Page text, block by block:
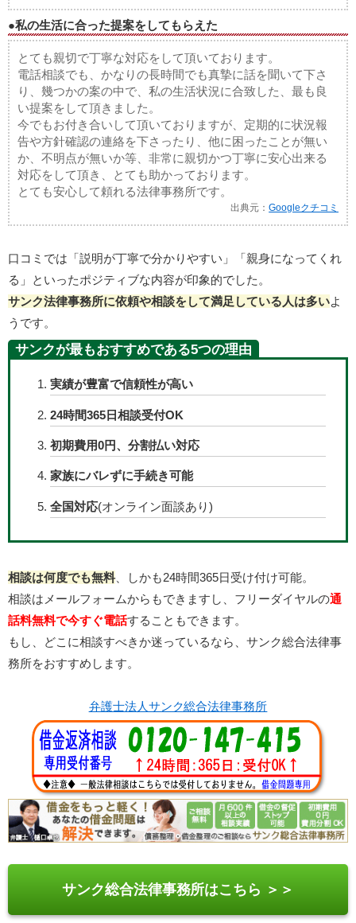
●私の生活に合った提案をしてもらえた
とても親切で丁寧な対応をして頂いております。
電話相談でも、かなりの長時間でも真摯に話を聞いて下さ
り、幾つかの案の中で、私の生活状況に合致した、最も良
い提案をして頂きました。
今でもお付き合いして頂いておりますが、定期的に状況報
告や方針確認の連絡を下さったり、他に困ったことが無い
か、不明点が無いか等、非常に親切かつ丁寧に安心出来る
対応をして頂き、とても助かっております。
とても安心して頼れる法律事務所です。
出典元：Googleクチコミ
口コミでは「説明が丁寧で分かりやすい」「親身になってくれ
る」といったポジティブな内容が印象的でした。
サンク法律事務所に依頼や相談をして満足している人は多いよ
うです。
サンクが最もおすすめである5つの理由
実績が豊富で信頼性が高い
24時間365日相談受付OK
初期費用0円、分割払い対応
家族にバレずに手続き可能
全国対応(オンライン面談あり)
相談は何度でも無料、しかも24時間365日受け付け可能。
相談はメールフォームからもできますし、フリーダイヤルの通
話料無料で今すぐ電話することもできます。
もし、どこに相談すべきか迷っているなら、サンク総合法律事
務所をおすすめします。
弁護士法人サンク総合法律事務所
サンク総合法律事務所はこちら ＞＞